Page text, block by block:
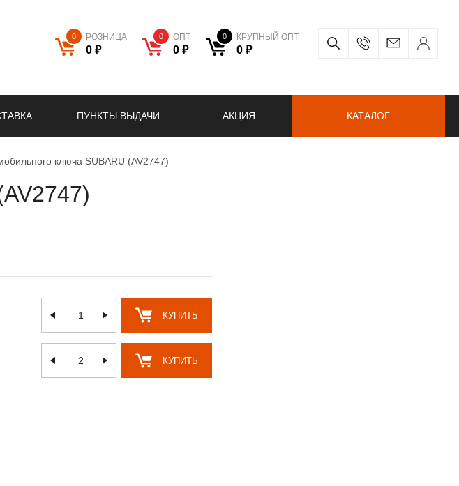
0 РОЗНИЦА
0 ₽
0 ОПТ
0 ₽
0 КРУПНЫЙ ОПТ
0 ₽
ПУНКТЫ ВЫДАЧИ АКЦИЯ КАТАЛОГ
ключа SUBARU (AV2747)
КУПИТЬ
КУПИТЬ